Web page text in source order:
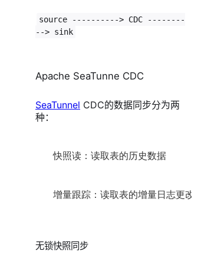
source ----------> CDC --------
--> sink
Apache SeaTunne CDC
SeaTunnel CDC的数据同步分为两
种：
快照读：读取表的历史数据
增量跟踪：读取表的增量日志更改数据
无锁快照同步